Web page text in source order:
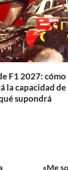
F1 2027: cómo
la capacidad de
supondrá
«Me